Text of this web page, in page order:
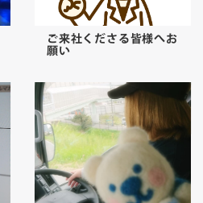
ご来社くださる皆様へお
願い